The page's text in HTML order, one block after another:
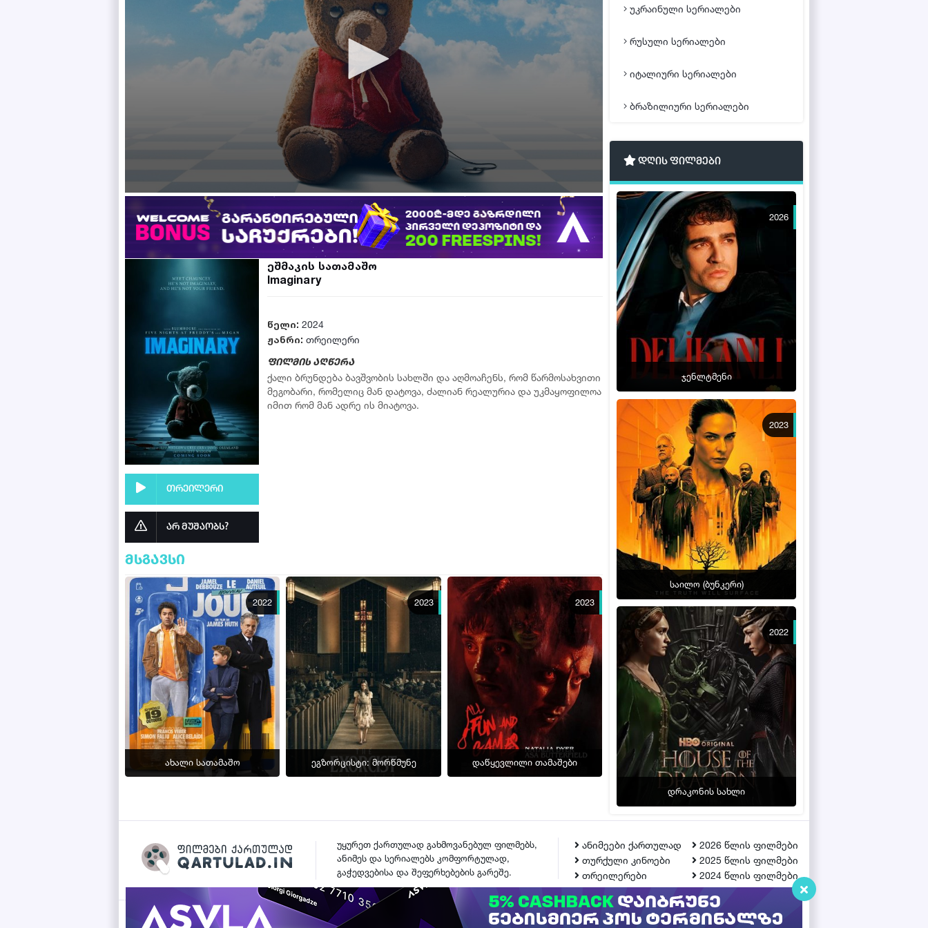
თრეილერი
არ მუშაობს?
ეშმაკის სათამაშო
Imaginary
წელი: 2024
ჟანრი: თრეილერი
ფილმის აღწერა
ქალი ბრუნდება ბავშვობის სახლში და აღმოაჩენს, რომ წარმოსახვითი
მეგობარი, რომელიც მან დატოვა, ძალიან რეალურია და უკმაყოფილოა
იმით რომ მან ადრე ის მიატოვა.
მსგავსი
2022
ახალი სათამაშო
2023
ეგზორცისტი: მორწმუნე
2023
დაწყევლილი თამაშები
უკრაინული სერიალები
რუსული სერიალები
იტალიური სერიალები
ბრაზილიური სერიალები
დღის ფილმები
2026
ჯენლტმენი
2023
საილო (ბუნკერი)
2022
დრაკონის სახლი
უყურეთ ქართულად გახმოვანებულ ფილმებს,
ანიმეს და სერიალებს კომფორტულად,
გაჭედვებისა და შეფერხებების გარეშე.
ანიმეები ქართულად
თურქული კინოები
თრეილერები
2026 წლის ფილმები
2025 წლის ფილმები
2024 წლის ფილმები
ᲙᲝᲜᲢᲐᲥᲢᲘ
Qartulad.in © 2026